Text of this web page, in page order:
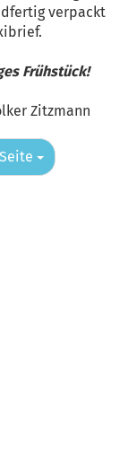
verpackt
Frühstück!
Zitzmann